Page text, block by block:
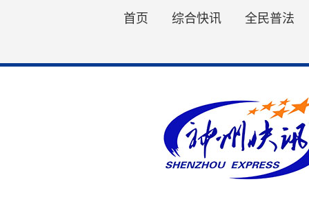
首页 综合快讯 全民普法